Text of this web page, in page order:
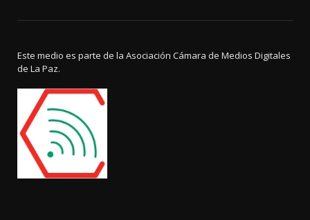
Este medio es parte de la Asociación Cámara de Medios Digitales
de La Paz.